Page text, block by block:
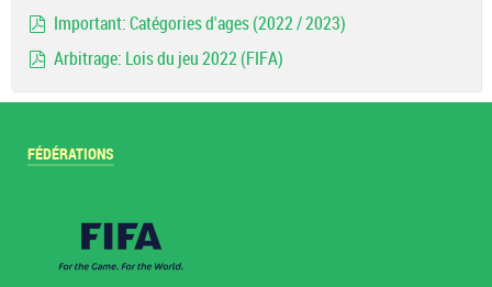
Important: Catégories d'ages (2022 / 2023)
Arbitrage: Lois du jeu 2022 (FIFA)
FÉDÉRATIONS